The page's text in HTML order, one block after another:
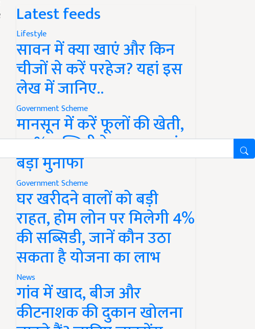
Latest feeds
Lifestyle
सावन में क्या खाएं और किन
चीजों से करें परहेज? यहां इस
लेख में जानिए..
Government Scheme
मानसून में करें फूलों की खेती,
50% सब्सिडी के साथ कमाएं
बड़ा मुनाफा
Government Scheme
घर खरीदने वालों को बड़ी
राहत, होम लोन पर मिलेगी 4%
की सब्सिडी, जानें कौन उठा
सकता है योजना का लाभ
News
गांव में खाद, बीज और
कीटनाशक की दुकान खोलना